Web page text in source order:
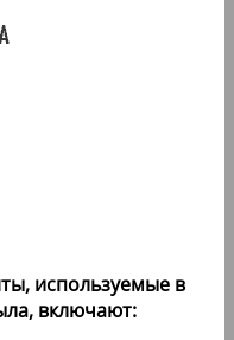
используемые в
включают: